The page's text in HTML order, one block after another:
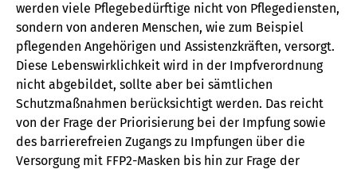
werden viele Pflegebedürftige nicht von Pflegediensten,
sondern von anderen Menschen, wie zum Beispiel
pflegenden Angehörigen und Assistenzkräften, versorgt.
Diese Lebenswirklichkeit wird in der Impfverordnung
nicht abgebildet, sollte aber bei sämtlichen
Schutzmaßnahmen berücksichtigt werden. Das reicht
von der Frage der Priorisierung bei der Impfung sowie
des barrierefreien Zugangs zu Impfungen über die
Versorgung mit FFP2-Masken bis hin zur Frage der